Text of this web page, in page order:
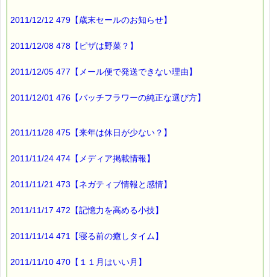
■（１）レスキューセットの限定割引延長！！
人気のレスキューセットの限定割引
ａ）スプレー２点セット→ 22% off
ｂ）レスキュー・スプレー２点セット→ 22% off
ｆ）レスキューパステル２色セット→ 21% off
ｈ）レスキュー６点セット→ 24% off
を、１月１５日まで延長します。
http*://www.pass-thyme.com/shopping/***********
■（２）限定フルセット 25% off
2011/12/12 479【歳末セールのお知らせ】
2011/12/08 478【ピザは野菜？】
2011/12/05 477【メール便で発送できない理由】
2011/12/01 476【バッチフラワーの純正な選び方】
2011/11/28 475【来年は休日が少ない？】
2011/11/24 474【メディア掲載情報】
2011/11/21 473【ネガティブ情報と感情】
2011/11/17 472【記憶力を高める小技】
2011/11/14 471【寝る前の癒しタイム】
2011/11/10 470【１１月はいい月】